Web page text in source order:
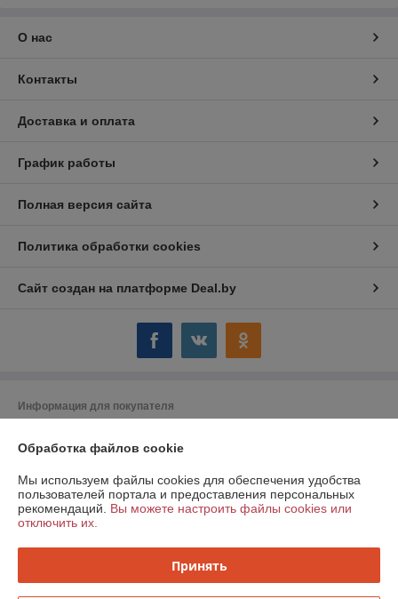
О нас
Контакты
Доставка и оплата
График работы
Полная версия сайта
Политика обработки cookies
Сайт создан на платформе Deal.by
Информация для покупателя
г. Могилёв ул. Челюскинцев 72 А
Регистрационный номер ЕГР: 790753053
УНП: 790753053
Дата регистрации компании: 05.09.2011
Обработка файлов cookie
Мы используем файлы cookies для обеспечения удобства
пользователей портала и предоставления персональных
рекомендаций. Вы можете настроить файлы cookies или
отключить их.
Принять